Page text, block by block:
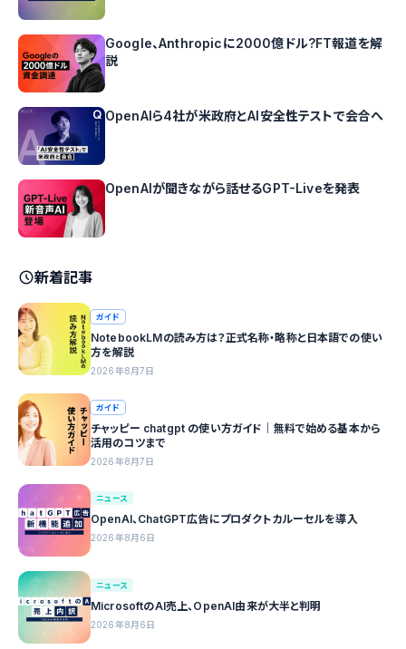
Google、Anthropicに2000億ドル?FT報道を解
説
OpenAIら4社が米政府とAI安全性テストで会合へ
OpenAIが聞きながら話せるGPT-Liveを発表
新着記事
ガイド
NotebookLMの読み方は？正式名称・略称と日本語での使い
方を解説
2026年8月7日
ガイド
チャッピー chatgpt の使い方ガイド｜無料で始める基本から
活用のコツまで
2026年8月7日
ニュース
OpenAI、ChatGPT広告にプロダクトカルーセルを導入
2026年8月6日
ニュース
MicrosoftのAI売上、OpenAI由来が大半と判明
2026年8月6日